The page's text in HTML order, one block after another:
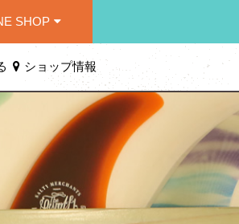
SHOP
ショップ情報